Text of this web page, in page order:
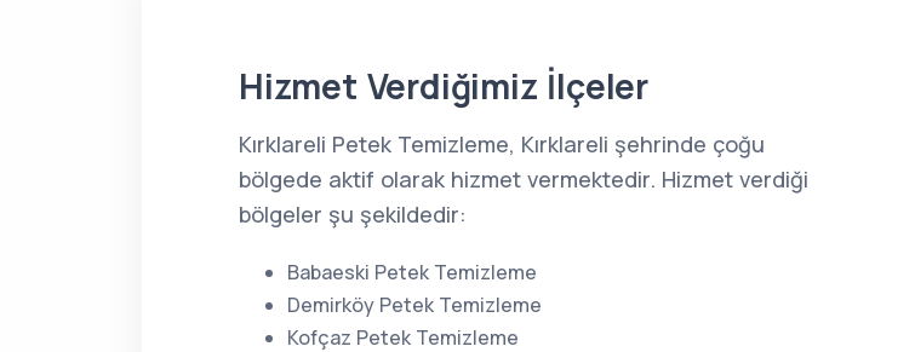
Hizmet Verdiğimiz İlçeler
Kırklareli Petek Temizleme, Kırklareli şehrinde çoğu
bölgede aktif olarak hizmet vermektedir. Hizmet verdiği
bölgeler şu şekildedir:
Babaeski Petek Temizleme
Demirköy Petek Temizleme
Kofçaz Petek Temizleme